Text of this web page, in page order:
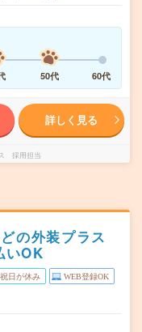
50代 60代
詳しく見る
採用担当
の外装プラス
いOK
日が休み WEB登録OK